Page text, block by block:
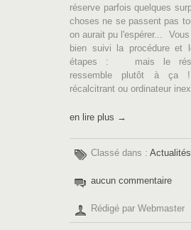
réserve parfois quelques
choses ne se passent pas
on aurait pu l'espérer...
bien suivi la procédure et
étapes : mais le
ressemble plutôt à ça
récalcitrant ou ordinateur
en lire plus →
Classé dans : Actualités
aucun commentaire
Rédigé par Webmaster